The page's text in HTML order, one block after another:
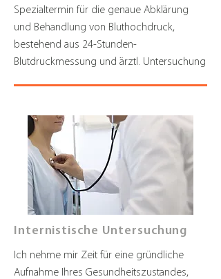
Spezialtermin für die genaue Abklärung
und Behandlung von Bluthochdruck,
bestehend aus 24-Stunden-
Blutdruckmessung und ärztl. Untersuchung
Internistische Untersuchung
Ich nehme mir Zeit für eine gründliche
Aufnahme Ihres Gesundheitszustandes,